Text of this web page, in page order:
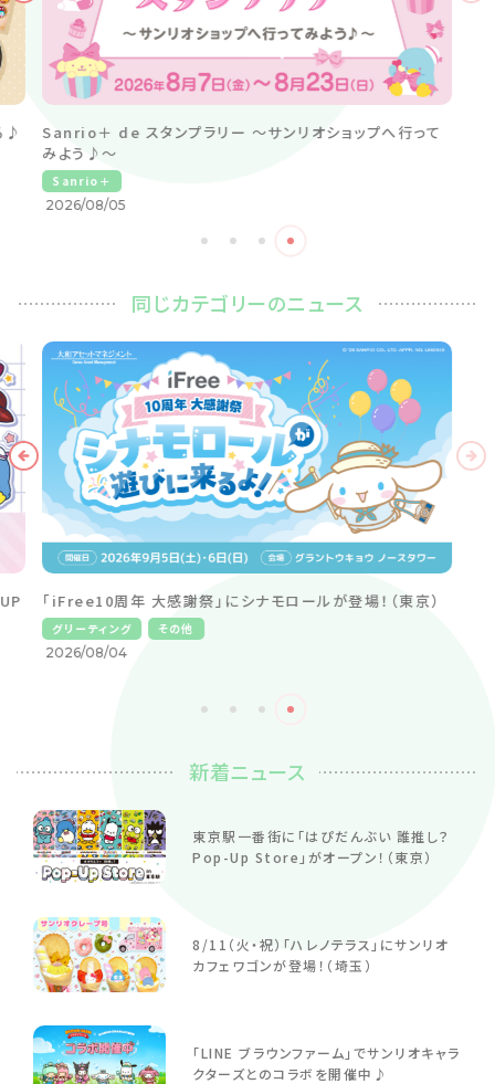
♪
Sanrio＋ de スタンプラリー ～サンリオショップへ行って
みよう♪～
Sanrio＋
2026/08/05
同じカテゴリーのニュース
「iFree10周年 大感謝祭」にシナモロールが登場！（東京）
グリーティング
その他
2026/08/04
新着ニュース
東京駅一番街に「はぴだんぶい 誰推し？
Pop-Up Store」がオープン！（東京）
8/11（火・祝）「ハレノテラス」にサンリオ
カフェワゴンが登場！（埼玉）
「LINE ブラウンファーム」でサンリオキャラ
クターズとのコラボを開催中♪